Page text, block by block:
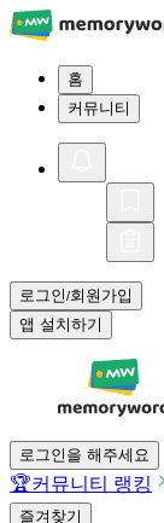
홈
커뮤니티
로그인/회원가입
앱 설치하기
로그인을 해주세요
🏆커뮤니티 랭킹
즐겨찾기